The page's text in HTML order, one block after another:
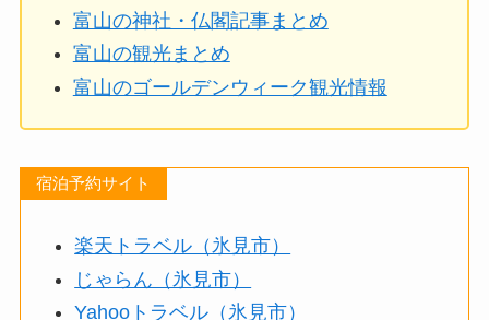
富山の神社・仏閣記事まとめ
富山の観光まとめ
富山のゴールデンウィーク観光情報
宿泊予約サイト
楽天トラベル（氷見市）
じゃらん（氷見市）
Yahooトラベル（氷見市）